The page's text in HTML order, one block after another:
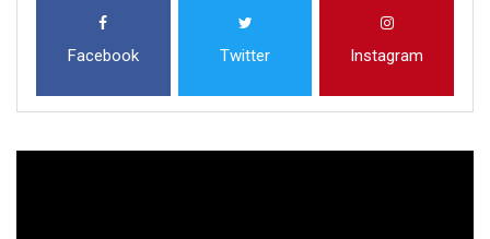
Facebook Twitter Instagram